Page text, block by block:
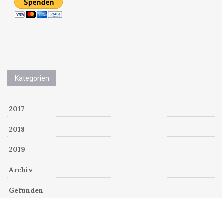
Kategorien
2017
2018
2019
Archiv
Gefunden